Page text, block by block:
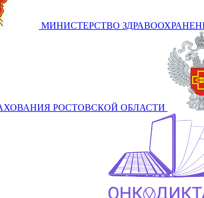
МИНИСТЕРСТВО
РОСТОВСКОЙ ОБЛАСТИ